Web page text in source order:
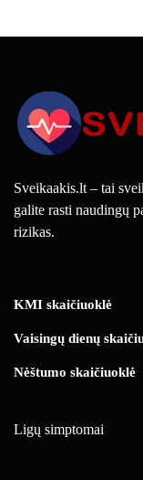
Sveikaakis.lt – tai
galite rasti naudingų
rizikas.
KMI skaičiuoklė
Vaisingų dienų
Nėštumo skaičiuoklė
Ligų simptomai